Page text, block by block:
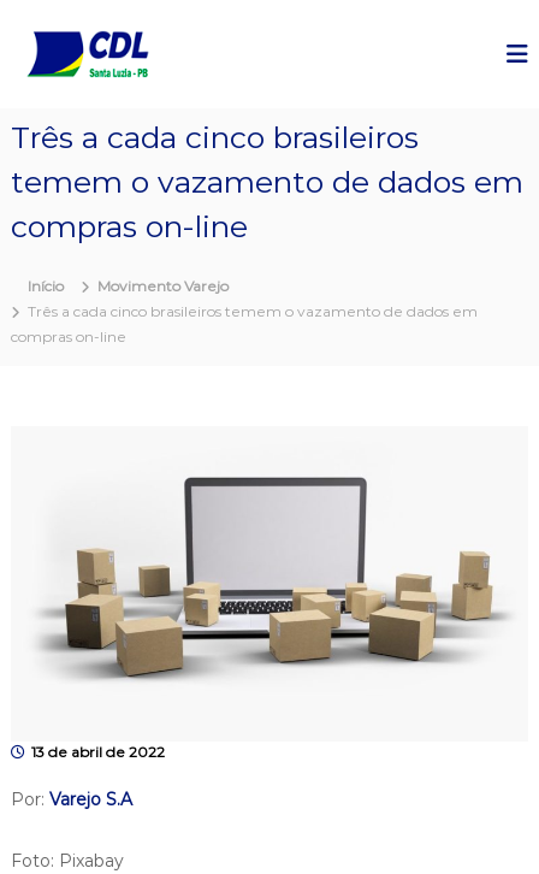
Três a cada cinco brasileiros
temem o vazamento de dados em
compras on-line
Início
Movimento Varejo
Três a cada cinco brasileiros temem o vazamento de dados em
compras on-line
13 de abril de 2022
Por: Varejo S.A
Foto: Pixabay